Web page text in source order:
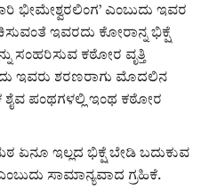
ಭೀಮೇಶ್ವರಲಿಂಗ’ ಎಂಬುದು ಇವರ
ಇವರದು ಕೋರಾನ್ನ ಭಿಕ್ಷೆ
ಸಂಹರಿಸುವ ಕಠೋರ ವೃತ್ತಿ
ಇವರು ಶರಣರಾಗು ಮೊದಲಿನ
ಶೈವ ಪಂಥಗಳಲ್ಲಿ ಇಂಥ ಕಠೋರ
ಏನೂ ಇಲ್ಲದ ಭಿಕ್ಷೆ ಬೇಡಿ ಬದುಕುವ
ಸಾಮಾನ್ಯವಾದ ಗ್ರಹಿಕೆ.